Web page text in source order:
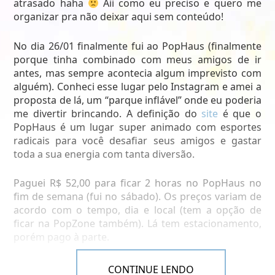
atrasado haha
Aii como eu preciso e quero me
organizar pra não deixar aqui sem conteúdo!
No dia 26/01 finalmente fui ao PopHaus (finalmente
porque tinha combinado com meus amigos de ir
antes, mas sempre acontecia algum imprevisto com
alguém). Conheci esse lugar pelo Instagram e amei a
proposta de lá, um “parque inflável” onde eu poderia
me divertir brincando. A definição do site é que o
PopHaus é um lugar super animado com esportes
radicais para você desafiar seus amigos e gastar
toda a sua energia com tanta diversão.
Paguei R$ 52,00 para ficar 2 horas no PopHaus no
fim de semana (fui no sábado). Os preços variam de
acordo com o tempo, dia e local (tem a opção de
ficar na PopZone também). Lá tem estacionamento,
porém pago à parte.
Foi tudo muito legal, mas eu acabei me machucando
CONTINUE LENDO